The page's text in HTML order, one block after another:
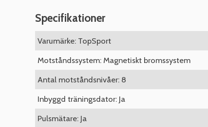
Specifikationer
Varumärke: TopSport
Motståndssystem: Magnetiskt bromssystem
Antal motståndsnivåer: 8
Inbyggd träningsdator: Ja
Pulsmätare: Ja